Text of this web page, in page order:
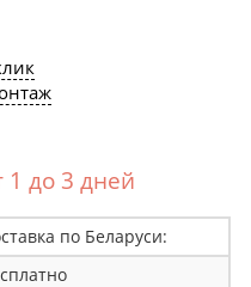
1 до 3 дней
по Беларуси: